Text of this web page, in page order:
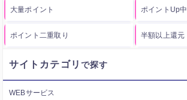
大量ポイント ポイントUp中
ポイント二重取り 半額以上還元
サイトカテゴリ
WEBサービス